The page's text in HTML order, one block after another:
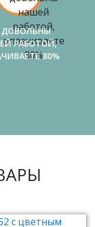
РАБОТОЙ,
80%